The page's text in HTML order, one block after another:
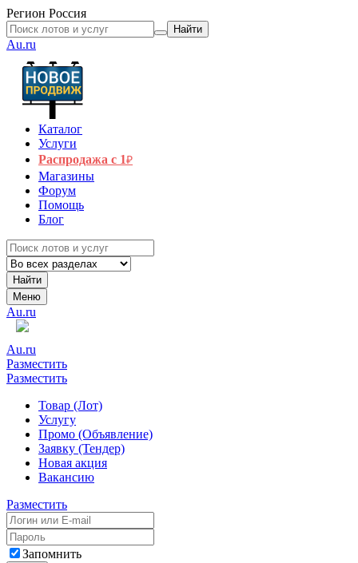
Регион Россия
Найти
Au.ru
Каталог
Услуги
Распродажа с 1₽
Магазины
Форум
Помощь
Блог
Найти
Меню
Au.ru
Au.ru
Разместить
Разместить
Товар (Лот)
Услугу
Промо (Объявление)
Заявку (Тендер)
Новая акция
Вакансию
Разместить
Запомнить